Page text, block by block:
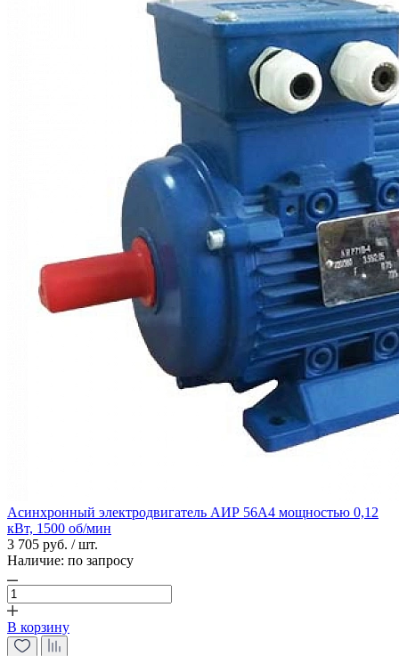
Асинхронный электродвигатель АИР 56А4 мощностью 0,12
кВт, 1500 об/мин
3 705 руб. / шт.
Наличие: по запросу
В корзину